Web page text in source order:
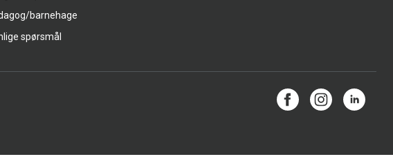
barnehage
spørsmål